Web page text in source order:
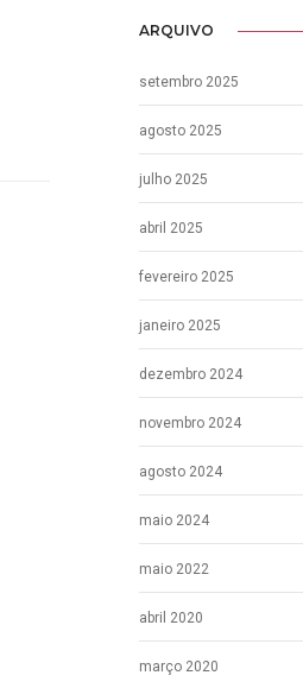
ARQUIVO
setembro 2025
agosto 2025
julho 2025
abril 2025
fevereiro 2025
janeiro 2025
dezembro 2024
novembro 2024
agosto 2024
maio 2024
maio 2022
abril 2020
março 2020